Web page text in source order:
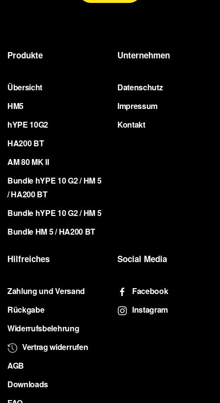
Produkte
Übersicht
HM5
hYPE 10G2
HA200 BT
AM 80 MK II
Bundle hYPE 10 G2 / HM 5
/ HA200 BT
Bundle hYPE 10 G2 / HM 5
Bundle HM 5 / HA200 BT
Unternehmen
Datenschutz
Impressum
Kontakt
Hilfreiches
Zahlung und Versand
Rückgabe
Widerrufsbelehrung
Vertrag widerrufen
AGB
Downloads
Social Media
Facebook
Instagram